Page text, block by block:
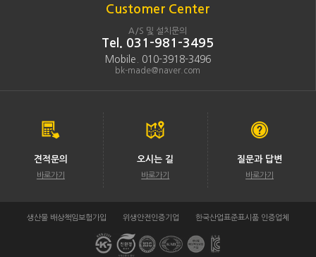
Customer Center
A/S 및 설치문의
Tel. 031-981-3495
Mobile. 010-3918-3496
bk-made@naver.com
견적문의
바로가기
오시는 길
바로가기
질문과 답변
바로가기
생산물 배상책임보험가입 위생안전인증기업 한국산업표준표시품 인증업체